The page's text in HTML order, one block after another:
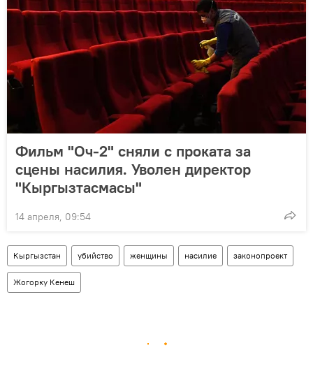
Фильм "Оч-2" сняли с проката за
сцены насилия. Уволен директор
"Кыргызтасмасы"
14 апреля, 09:54
Кыргызстан убийство женщины насилие законопроект
Жогорку Кенеш